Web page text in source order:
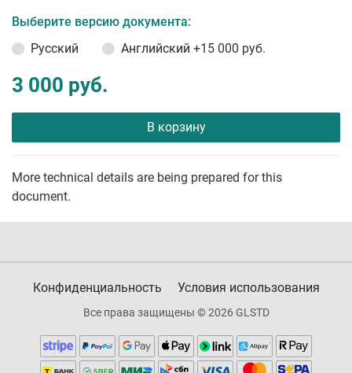
Выберите версию документа:
Русский
Английский +15 000 руб.
3 000 руб.
В корзину
More technical details are being prepared for this
document.
Конфиденциальность Условия использования
Все права защищены © 2026 GLSTD